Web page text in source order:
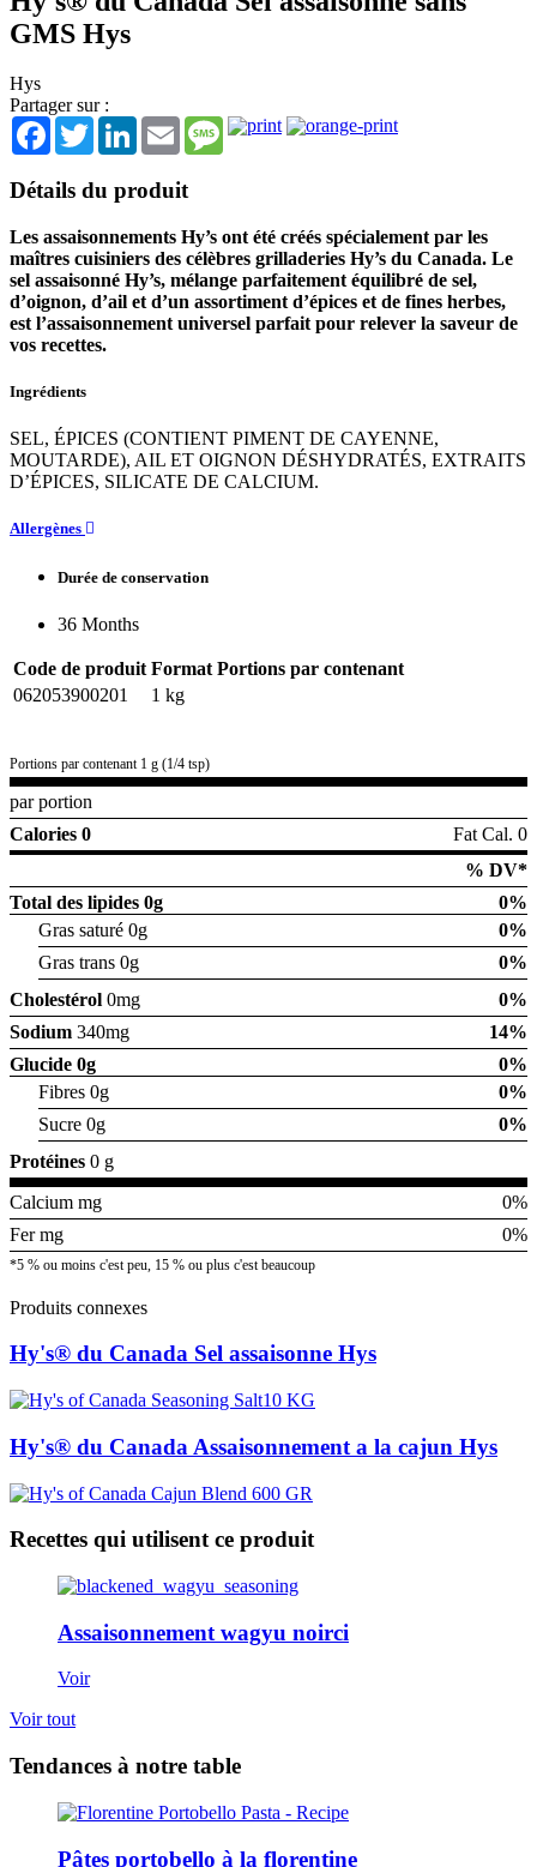
GMS Hys
Hys
Partager sur :
Facebook
TwitterLinkedInEmail Message
Détails du produit
Les assaisonnements Hy’s ont été créés spécialement par les
maîtres cuisiniers des célèbres grilladeries Hy’s du Canada. Le
sel assaisonné Hy’s, mélange parfaitement équilibré de sel,
d’oignon, d’ail et d’un assortiment d’épices et de fines herbes,
est l’assaisonnement universel parfait pour relever la saveur de
vos recettes.
Ingrédients
SEL, ÉPICES (CONTIENT PIMENT DE CAYENNE,
MOUTARDE), AIL ET OIGNON DÉSHYDRATÉS, EXTRAITS
D’ÉPICES, SILICATE DE CALCIUM.
Allergènes
Durée de conservation
36 Months
Code de produit Format Portions par contenant
062053900201
1 kg
Portions par contenant 1 g (1/4 tsp)
par portion
Calories 0
Fat Cal. 0
% DV*
Total des lipides 0g
0%
Gras saturé 0g
0%
Gras trans 0g
0%
Cholestérol 0mg
0%
Sodium 340mg
14%
Glucide 0g
0%
Fibres 0g
0%
Sucre 0g
0%
Protéines 0 g
Calcium mg
0%
Fer mg
0%
*5 % ou moins c'est peu, 15 % ou plus c'est beaucoup
Produits connexes
Hy's® du Canada Sel assaisonne Hys
Hy's® du Canada Assaisonnement a la cajun Hys
Recettes qui utilisent ce produit
Assaisonnement wagyu noirci
Voir
Voir tout
Tendances à notre table
Pâtes portobello à la florentine